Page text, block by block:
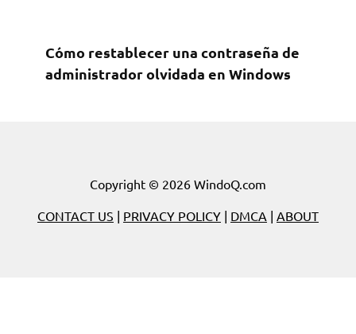
Cómo restablecer una contraseña de
administrador olvidada en Windows
Copyright © 2026 WindoQ.com
CONTACT US | PRIVACY POLICY | DMCA | ABOUT